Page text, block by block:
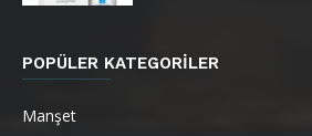
POPÜLER KATEGORİLER
Manşet